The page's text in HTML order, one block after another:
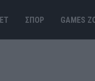
ΣΠΟΡ GAMES